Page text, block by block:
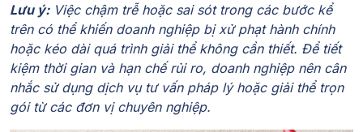
Lưu ý: Việc chậm trễ hoặc sai sót trong các bước kể
trên có thể khiến doanh nghiệp bị xử phạt hành chính
hoặc kéo dài quá trình giải thể không cần thiết. Để tiết
kiệm thời gian và hạn chế rủi ro, doanh nghiệp nên cân
nhắc sử dụng dịch vụ tư vấn pháp lý hoặc giải thể trọn
gói từ các đơn vị chuyên nghiệp.